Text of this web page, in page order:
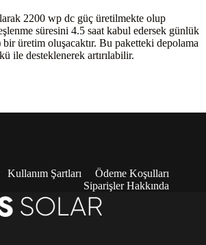
2200 wp dc güç üretilmekte olup
süresini 4.5 saat kabul edersek günlük
üretim oluşacaktır. Bu paketteki depolama
ile desteklenerek artırılabilir.
Kullanım Şartları
Ödeme Koşulları
Siparişler Hakkında